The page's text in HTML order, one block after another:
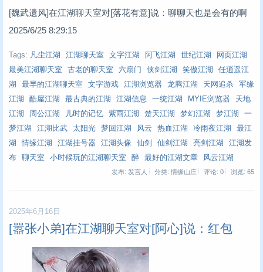
[魏武遗风]在江湖聊天室对[落花有意]说：聊聊天也是会有的啊
2025/6/25 8:29:15
Tags: 凡尘江湖 江湖聊天室 文字江湖 阿飞江湖 世纪江湖
网页江湖
最美江湖聊天室
古老的聊天室 六扇门 侠剑江湖 笑傲江湖
任逍遥江
湖
最早的江湖聊天室 文字游戏 江湖浏览器 龙腾江湖 天网追杀
军缘
江湖
酷屋江湖 最古典的江湖 江湖信息 一统江湖 MYIE浏览器
天地
江湖
周公江湖 儿时的记忆 紫雨江湖 楚天江湖 梦幻江湖 梦江湖
一
梦江湖
江湖比武 太阳光 梦回江湖 风云 热血江湖 冷雨夜江湖
最江
湖
情缘江湖 江湖挂号器 江湖头像 仙剑 仙剑江湖 亮剑江湖
江湖发
布
聊天室 小时候玩的江湖聊天室 醉 最好的江湖文章 风云江湖
发布: 发言人 分类: 情缘山庄 评论: 0 浏览: 65
2025年6月16日
[嚣张小弟]在江湖聊天室对[阿心]说：红包